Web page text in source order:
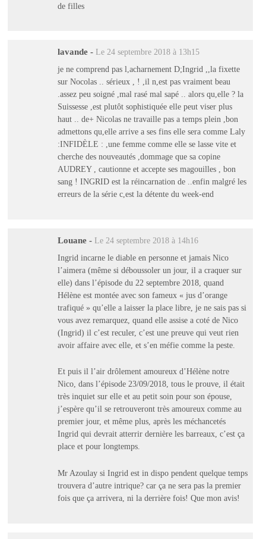
de filles
lavande - Le 24 septembre 2018 à 13h15
je ne comprend pas l,acharnement D;Ingrid ,,la fixette
sur Nocolas .. sérieux , ! ,il n,est pas vraiment beau
.assez peu soigné ,mal rasé mal sapé .. alors qu,elle ? la
Suissesse ,est plutôt sophistiquée elle peut viser plus
haut .. de+ Nicolas ne travaille pas a temps plein ,bon
admettons qu,elle arrive a ses fins elle sera comme Laly
:INFIDÈLE : ,une femme comme elle se lasse vite et
cherche des nouveautés ,dommage que sa copine
AUDREY , cautionne et accepte ses magouilles , bon
sang ! INGRID est la réincarnation de ..enfin malgré les
erreurs de la série c,est la détente du week-end
Louane - Le 24 septembre 2018 à 14h16
Ingrid incarne le diable en personne et jamais Nico
l’aimera (même si déboussoler un jour, il a craquer sur
elle) dans l’épisode du 22 septembre 2018, quand
Hélène est montée avec son fameux « jus d’orange
trafiqué » qu’elle a laisser la place libre, je ne sais pas si
vous avez remarquez, quand elle assise a coté de Nico
(Ingrid) il c’est reculer, c’est une preuve qui veut rien
avoir affaire avec elle, et s’en méfie comme la peste.
Et puis il l’air drôlement amoureux d’Hélène notre
Nico, dans l’épisode 23/09/2018, tous le prouve, il était
très inquiet sur elle et au petit soin pour son épouse,
j’espère qu’il se retrouveront très amoureux comme au
premier jour, et même plus, après les méchancetés
Ingrid qui devrait atterrir dernière les barreaux, c’est ça
place et pour longtemps.
Mr Azoulay si Ingrid est in dispo pendent quelque temps
trouvera d’autre intrique? car ça ne sera pas la premier
fois que ça arrivera, ni la derrière fois! Que mon avis!